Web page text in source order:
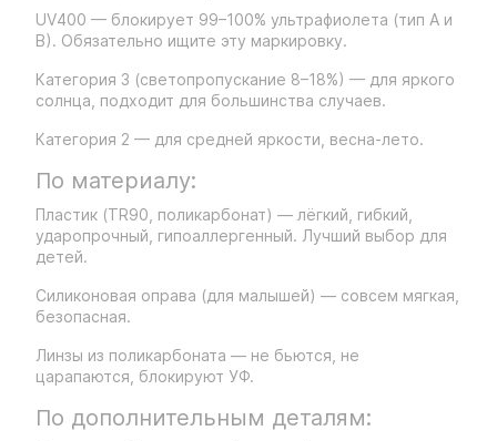
UV400 — блокирует 99–100% ультрафиолета (тип А и
В). Обязательно ищите эту маркировку.
Категория 3 (светопропускание 8–18%) — для яркого
солнца, подходит для большинства случаев.
Категория 2 — для средней яркости, весна-лето.
По материалу:
Пластик (TR90, поликарбонат) — лёгкий, гибкий,
ударопрочный, гипоаллергенный. Лучший выбор для
детей.
Силиконовая оправа (для малышей) — совсем мягкая,
безопасная.
Линзы из поликарбоната — не бьются, не
царапаются, блокируют УФ.
По дополнительным деталям: